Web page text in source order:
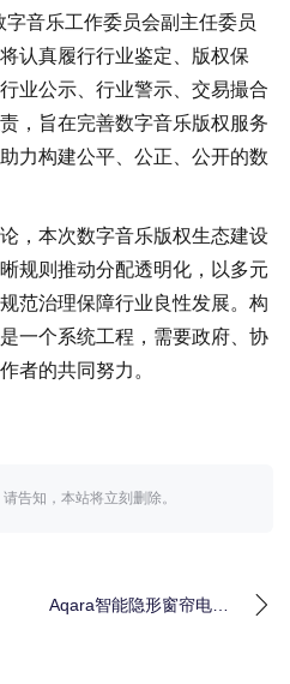
音乐工作委员会副主任委员
认真履行行业鉴定、版权保
业公示、行业警示、交易撮合
，旨在完善数字音乐版权服务
力构建公平、公正、公开的数
，本次数字音乐版权生态建设
规则推动分配透明化，以多元
范治理保障行业良性发展。构
一个系统工程，需要政府、协
者的共同努力。
告知，本站将立刻删除。
Aqara智能隐形窗帘电机